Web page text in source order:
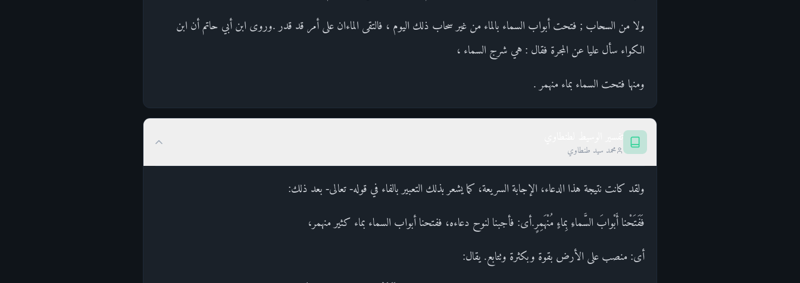
ولا من السحاب ; فتحت أبواب السماء بالماء من غير سحاب ذلك اليوم ، فالتقى الماءان على أمر قد قدر .وروى ابن أبي حاتم أن ابن
الكواء سأل عليا عن المجرة فقال : هي شرج السماء ،
ومنها فتحت السماء بماء منهمر .
محمد سيد طنطاوي
ولقد كانت نتيجة هذا الدعاء، الإجابة السريعة، كما يشعر بذلك التعبير بالفاء في قوله- تعالى- بعد ذلك:
فَفَتَحْنا أَبْوابَ السَّماءِ بِماءٍ مُنْهَمِرٍ.أى: فأجبنا لنوح دعاءه، ففتحنا أبواب السماء بماء كثير منهمر،
أى: منصب على الأرض بقوة وبكثرة وتتابع. يقال: